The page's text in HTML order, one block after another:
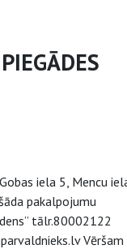
iela 5, Mencu
pakalpojumu
tālr.80002122
Vēršam